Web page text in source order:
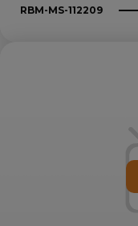
RBM-MS-112209